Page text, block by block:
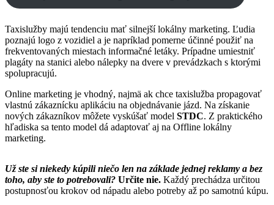
Taxislužby majú tendenciu mať silnejší lokálny marketing. Ľudia
poznajú logo z vozidiel a je napríklad pomerne účinné použiť na
frekventovaných miestach informačné letáky. Prípadne umiestniť
plagáty na stanici alebo nálepky na dvere v prevádzkach s ktorými
spolupracujú.
Online marketing je vhodný, najmä ak chce taxislužba propagovať
vlastnú zákaznícku aplikáciu na objednávanie jázd. Na získanie
nových zákazníkov môžete vyskúšať model STDC. Z praktického
hľadiska sa tento model dá adaptovať aj na Offline lokálny
marketing.
Už ste si niekedy kúpili niečo len na základe jednej reklamy a bez
toho, aby ste to potrebovali? Určite nie. Každý prechádza určitou
postupnosťou krokov od nápadu alebo potreby až po samotnú kúpu.